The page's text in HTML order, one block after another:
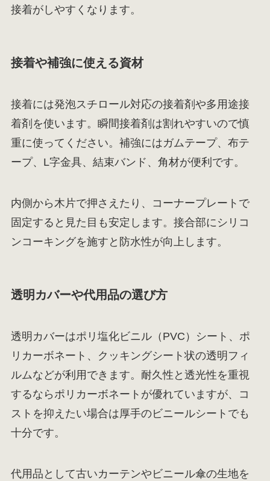
接着がしやすくなります。
接着や補強に使える資材
接着には発泡スチロール対応の接着剤や多用途接
着剤を使います。瞬間接着剤は割れやすいので慎
重に使ってください。補強にはガムテープ、布テ
ープ、L字金具、結束バンド、角材が便利です。
内側から木片で押さえたり、コーナープレートで
固定すると見た目も安定します。接合部にシリコ
ンコーキングを施すと防水性が向上します。
透明カバーや代用品の選び方
透明カバーはポリ塩化ビニル（PVC）シート、ポ
リカーボネート、クッキングシート状の透明フィ
ルムなどが利用できます。耐久性と透光性を重視
するならポリカーボネートが優れていますが、コ
ストを抑えたい場合は厚手のビニールシートでも
十分です。
代用品として古いカーテンやビニール傘の生地を